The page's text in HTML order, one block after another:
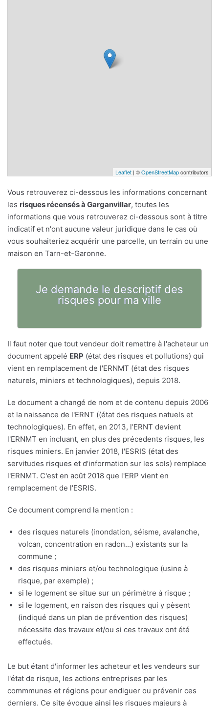
Leaflet | ©OpenStreetMapcontributors
Vous retrouverez ci-dessous les informations concernant
les risques récensés à Garganvillar, toutes les
informations que vous retrouverez ci-dessous sont à titre
indicatif et n'ont aucune valeur juridique dans le cas où
vous souhaiteriez acquérir une parcelle, un terrain ou une
maison en Tarn-et-Garonne.
Je demande le descriptif des
risques pour ma ville
Il faut noter que tout vendeur doit remettre à l'acheteur un
document appelé ERP (état des risques et pollutions) qui
vient en remplacement de l'ERNMT (état des risques
naturels, miniers et technologiques), depuis 2018.
Le document a changé de nom et de contenu depuis 2006
et la naissance de l'ERNT ((état des risques natuels et
technologiques). En effet, en 2013, l'ERNT devient
l'ERNMT en incluant, en plus des précedents risques, les
risques miniers. En janvier 2018, l'ESRIS (état des
servitudes risques et d'information sur les sols) remplace
l'ERNMT. C'est en août 2018 que l'ERP vient en
remplacement de l'ESRIS.
Ce document comprend la mention :
des risques naturels (inondation, séisme, avalanche,
volcan, concentration en radon...) existants sur la
commune ;
des risques miniers et/ou technologique (usine à
risque, par exemple) ;
si le logement se situe sur un périmètre à risque ;
si le logement, en raison des risques qui y pèsent
(indiqué dans un plan de prévention des risques)
nécessite des travaux et/ou si ces travaux ont été
effectués.
Le but étant d'informer les acheteur et les vendeurs sur
l'état de risque, les actions entreprises par les
commmunes et régions pour endiguer ou prévenir ces
derniers. Ce site évoque ainsi les risques majeurs à